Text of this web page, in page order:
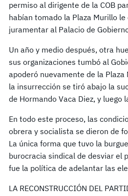
permiso al dirigente de la COB
habían tomado la Plaza Murillo le
juramentar al Palacio de
Un año y medio después, otra
sus organizaciones tumbó al
apoderó nuevamente de la Plaza
la insurrección se tiró abajo la
de Hormando Vaca Diez, y luego
En todo este proceso, las
obrera y socialista se dieron de
La única forma que tuvo la
burocracia sindical de desviar el
fue la política de adelantar las
LA RECONSTRUCCIÓN DEL